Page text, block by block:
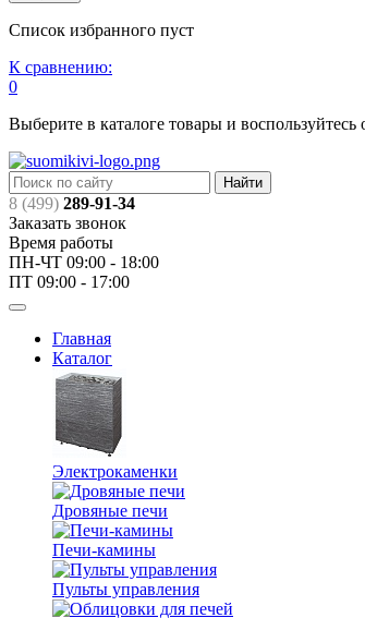
Список избранного пуст
К сравнению:
0
Выберите в каталоге товары и
Найти
8 (499) 289-91-34
Заказать звонок
Время работы
ПН-ЧТ 09:00 - 18:00
ПТ 09:00 - 17:00
Главная
Каталог
Электрокаменки
Дровяные печи
Печи-камины
Пульты управления